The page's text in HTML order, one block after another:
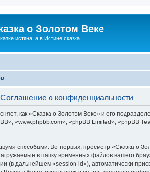
о Золотом Веке
истина, а в Истине сказка.
о конфиденциальности
как «Сказка о Золотом Веке» и его
«www.phpbb.com», «phpBB Limited», «phpBB
способами. Во-первых, просмотр «Сказка о
в папку временных файлов вашего
(в дальнейшем «session-id»), автоматически